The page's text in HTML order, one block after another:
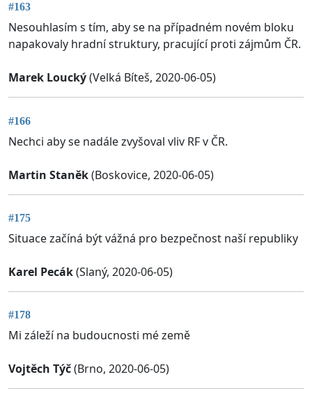
#163
Nesouhlasím s tím, aby se na případném novém bloku
napakovaly hradní struktury, pracující proti zájmům ČR.
Marek Loucký(Velká Bíteš, 2020-06-05)
#166
Nechci aby se nadále zvyšoval vliv RF v ČR.
Martin Staněk(Boskovice, 2020-06-05)
#175
Situace začíná být vážná pro bezpečnost naší republiky
Karel Pecák(Slaný, 2020-06-05)
#178
Mi záleží na budoucnosti mé země
Vojtěch Týč(Brno, 2020-06-05)